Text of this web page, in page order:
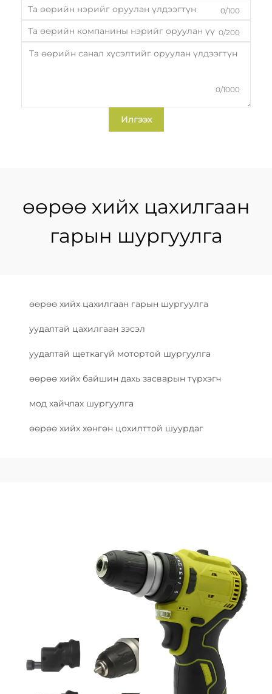
0/100
0/200
0/1000
Илгээх
өөрөө хийх цахилгаан
гарын шургуулга
өөрөө хийх цахилгаан гарын шургуулга
уудалтай цахилгаан зэсэл
уудалтай щеткагүй мотортой шургуулга
өөрөө хийх байшин дахь засварын түрхэгч
мод хайчлах шургуулга
өөрөө хийх хөнгөн цохилттой шуурдаг